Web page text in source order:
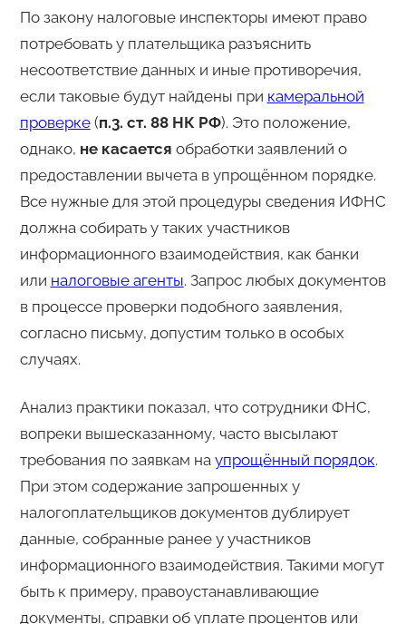
По закону налоговые инспекторы имеют право
потребовать у плательщика разъяснить
несоответствие данных и иные противоречия,
если таковые будут найдены при камеральной
проверке(п.3. ст. 88 НК РФ). Это положение,
однако, не касается обработки заявлений о
предоставлении вычета в упрощённом порядке.
Все нужные для этой процедуры сведения ИФНС
должна собирать у таких участников
информационного взаимодействия, как банки
или налоговые агенты. Запрос любых документов
в процессе проверки подобного заявления,
согласно письму, допустим только в особых
случаях.
Анализ практики показал, что сотрудники ФНС,
вопреки вышесказанному, часто высылают
требования по заявкам на упрощённый порядок.
При этом содержание запрошенных у
налогоплательщиков документов дублирует
данные, собранные ранее у участников
информационного взаимодействия. Такими могут
быть к примеру, правоустанавливающие
документы, справки об уплате процентов или